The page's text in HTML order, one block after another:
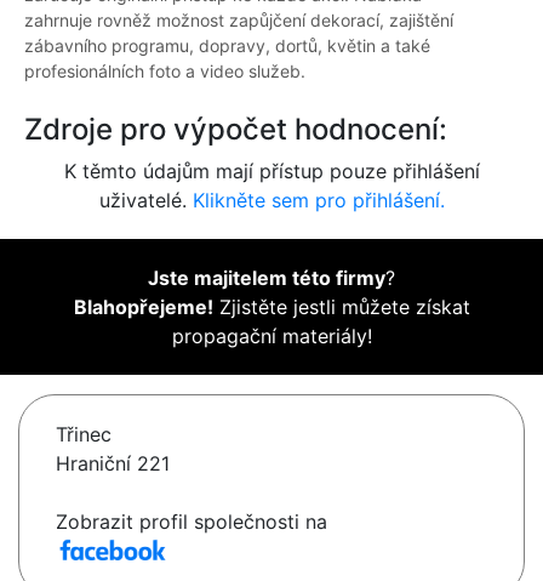
zahrnuje rovněž možnost zapůjčení dekorací, zajištění
zábavního programu, dopravy, dortů, květin a také
profesionálních foto a video služeb.
Zdroje pro výpočet hodnocení:
K těmto údajům mají přístup pouze přihlášení
uživatelé. Klikněte sem pro přihlášení.
Jste majitelem této firmy?
Blahopřejeme! Zjistěte jestli můžete získat
propagační materiály!
Třinec
Hraniční 221
Zobrazit profil společnosti na